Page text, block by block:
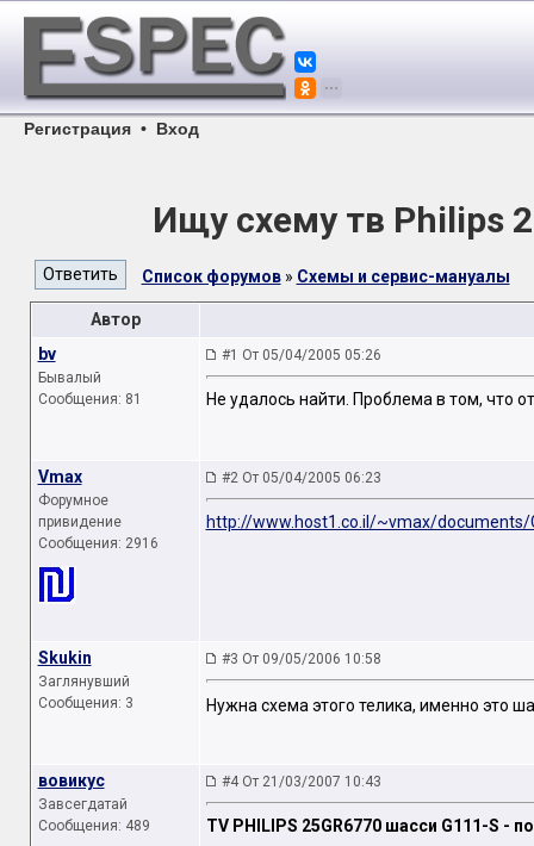
Регистрация • Вход
Ищу схему тв Philips
Список форумов» Схемы и сервис-мануалы
Автор
bv
Бывалый
Сообщения: 81
#1 От 05/04/2005 05:26
Не удалось найти. Проблема в том, что
Vmax
Форумное
привидение
Сообщения: 2916
#2 От 05/04/2005 06:23
http://www.host1.co.il/~vmax/documents/
Skukin
Заглянувший
Сообщения: 3
#3 От 09/05/2006 10:58
Нужна схема этого телика, именно это
вовикус
Завсегдатай
Сообщения: 489
#4 От 21/03/2007 10:43
TV PHILIPS 25GR6770 шасси G111-S -